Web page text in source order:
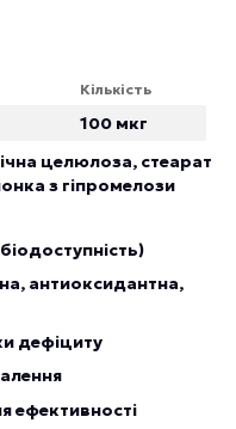
Кількість
100 мкг
целюлоза, стеарат
з гіпромелози
антиоксидантна,
дефіциту
ефективності